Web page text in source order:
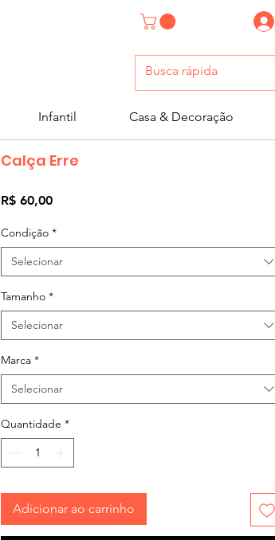
Infantil Casa & Decoração
Calça Erre
R$ 60,00Preço
Condição *
Selecionar
Tamanho *
Selecionar
Marca *
Selecionar
Quantidade *
Adicionar ao carrinho